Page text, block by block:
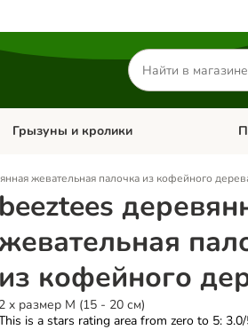
Поиск
товаров
Собаки
Откройте меню категории: Кошки
Грызуны и кролики
жевательная палочка из кофейного
beeztees
жевательная
из кофейного
2 x размер M (15 - 20 см)
is a stars rating area from zero to 5: